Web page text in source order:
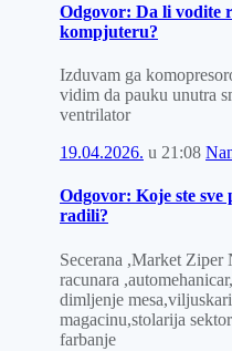
Odgovor: Da li vodite
kompjuteru?
Izduvam ga
vidim da pauku unutra
ventrilator
19.04.2026. u 21:08
Odgovor: Koje ste sve
radili?
Secerana ,Market Ziper
racunara
dimljenje
magacinu,stolarija
farbanje